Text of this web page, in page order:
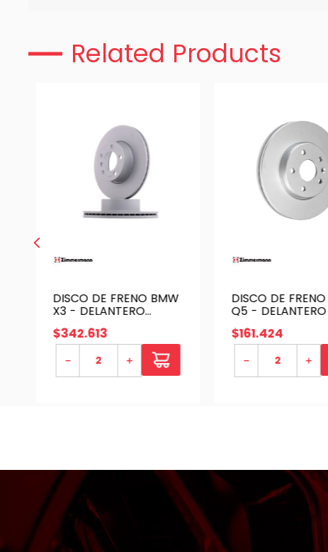
Related Products
DISCO DE FRENO BMW
X3 - DELANTERO
IZQUIERDO |
ZIMMERMAN -
150.2936.20
$342.613
＋
－
DISCO DE
Q5 -
ZIMMERMAN -
100.3378.20
$161.424
＋
－